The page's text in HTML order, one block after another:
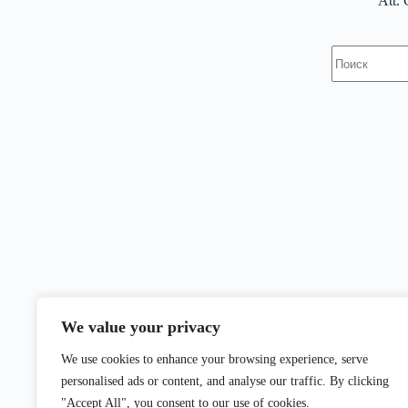
We value your privacy
We use cookies to enhance your browsing experience, serve
personalised ads or content, and analyse our traffic. By clicking
"Accept All", you consent to our use of cookies.
не
найдено